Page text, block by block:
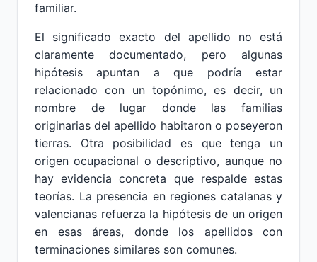
familiar.
El significado exacto del apellido no está
claramente documentado, pero algunas
hipótesis apuntan a que podría estar
relacionado con un topónimo, es decir, un
nombre de lugar donde las familias
originarias del apellido habitaron o poseyeron
tierras. Otra posibilidad es que tenga un
origen ocupacional o descriptivo, aunque no
hay evidencia concreta que respalde estas
teorías. La presencia en regiones catalanas y
valencianas refuerza la hipótesis de un origen
en esas áreas, donde los apellidos con
terminaciones similares son comunes.